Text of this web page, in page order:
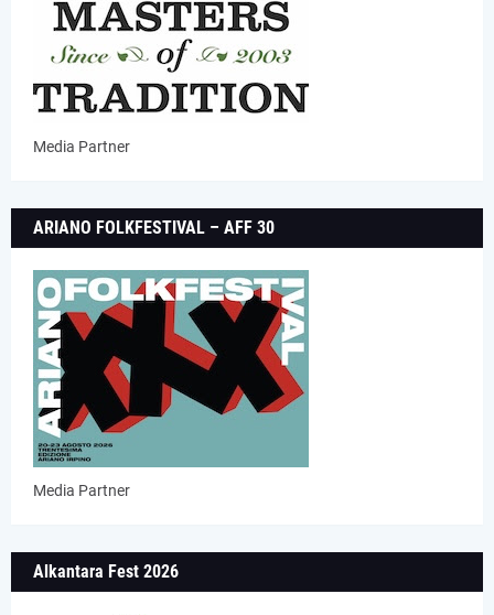
Media Partner
ARIANO FOLKFESTIVAL – AFF 30
Media Partner
Alkantara Fest 2026